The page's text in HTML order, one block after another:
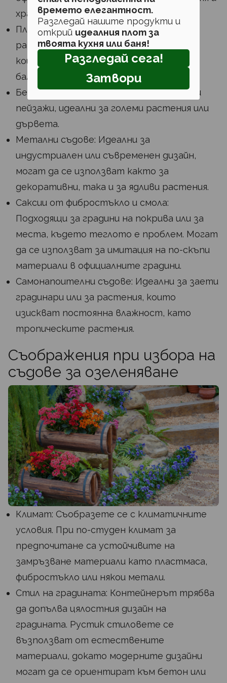
времето елегантност.
Разгледай нашите продукти и
открий идеалния плот за
твоята кухня или баня!
Разгледай сега!
Затвори
храсти.
Пластмасови съдове: Универсални за
различни растения, отлични за висящи
кошници и малки пространства като
балкони.
Бетонни саксии: Подходящи за модерни
пейзажи, идеални за големи растения или
дървета.
Метални съдове: Идеални за
индустриален или съвременен дизайн,
могат да се използват както за
декоративни, така и за ядливи растения.
Саксии от фибростъкло и смола:
Подходящи за градини на покрива или за
места, където теглото е проблем. Могат
да се използват за имитация на по-скъпи
материали в официалните градини.
Самонапоителни съдове: Идеални за заети
градинари или за растения, които
изискват постоянна влажност, като
тропическите растения.
Съображения при избора на
съдове за озеленяване
Климат: Съобразете се с климатичните
условия. При по-студен климат за
предпочитане са устойчивите на
замръзване материали като пластмаса,
фибростъкло или някои метали.
Стил на градината: Контейнерът трябва
да допълва цялостния дизайн на
градината. Рустик стиловете се
възползват от естествените
материали, докато модерните дизайни
могат да се ориентират към бетон или